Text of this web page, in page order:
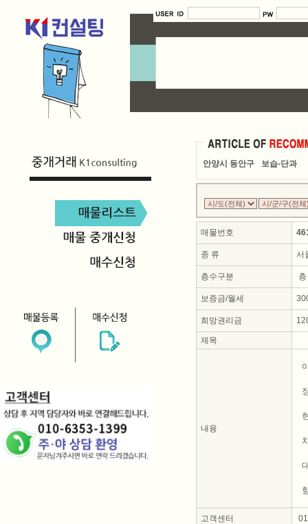
안양시 동안구 보습-단과
매물번호
종 류 서
층수구분 층
보증금/월세
희망권리금
제목
내용
고객센터